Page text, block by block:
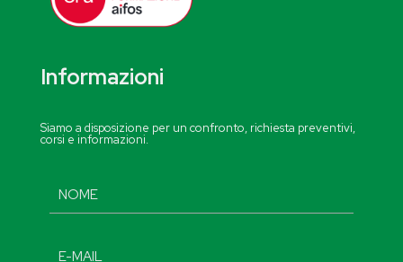
Informazioni
Siamo a disposizione per un confronto, richiesta preventivi,
corsi e informazioni.